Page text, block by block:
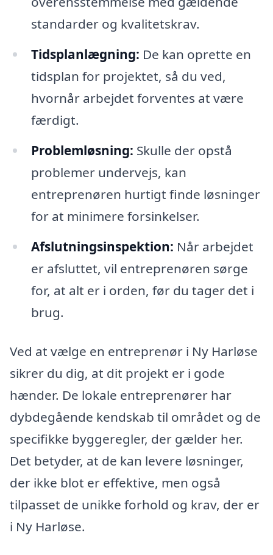
standarder og kvalitetskrav.
Tidsplanlægning: De kan oprette en
tidsplan for projektet, så du ved,
hvornår arbejdet forventes at være
færdigt.
Problemløsning: Skulle der opstå
problemer undervejs, kan
entreprenøren hurtigt finde løsninger
for at minimere forsinkelser.
Afslutningsinspektion: Når arbejdet
er afsluttet, vil entreprenøren sørge
for, at alt er i orden, før du tager det i
brug.
Ved at vælge en entreprenør i Ny Harløse
sikrer du dig, at dit projekt er i gode
hænder. De lokale entreprenører har
dybdegående kendskab til området og de
specifikke byggeregler, der gælder her.
Det betyder, at de kan levere løsninger,
der ikke blot er effektive, men også
tilpasset de unikke forhold og krav, der er
i Ny Harløse.